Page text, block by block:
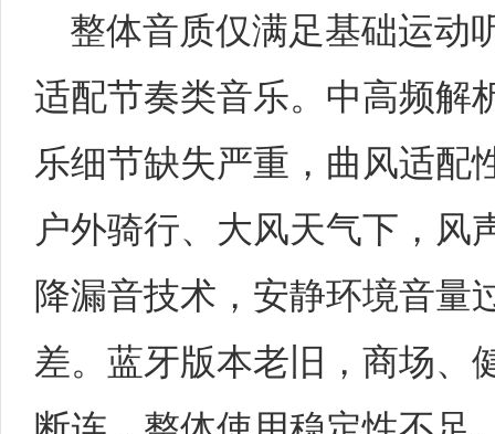
整体音质仅满足基础运动
适配节奏类音乐。中高频解
乐细节缺失严重，曲风适配
户外骑行、大风天气下，
降漏音技术，安静环境音量
差。蓝牙版本老旧，商场、